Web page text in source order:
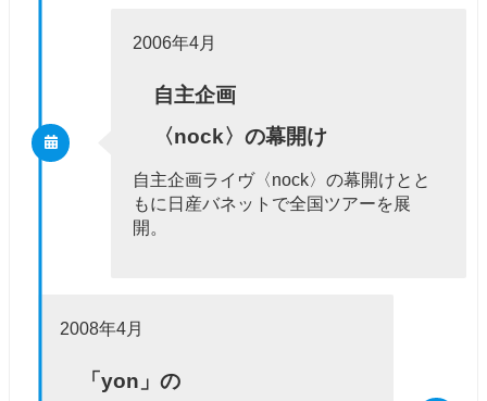
2006年4月
自主企画
〈nock〉の幕開け
自主企画ライヴ〈nock〉の幕開けとと
もに日産バネットで全国ツアーを展
開。
2008年4月
「yon」の